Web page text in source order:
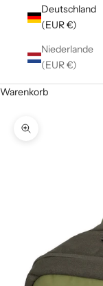
Deutschland
(EUR €)
Niederlande
(EUR €)
Warenkorb
Bild vergrößern